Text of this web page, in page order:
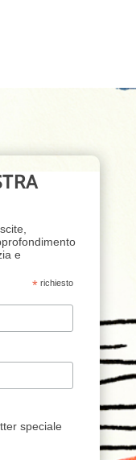
e
* richiesto
speciale